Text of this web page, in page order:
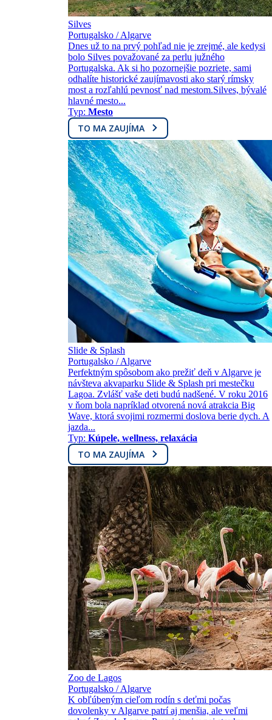
Silves
Portugalsko / Algarve
Dnes už to na prvý pohľad nie je zrejmé, ale kedysi
bolo Silves považované za perlu južného
Portugalska. Ak si ho pozornejšie pozriete, sami
odhalíte historické zaujímavosti ako starý rímsky
most a rozľahlú pevnosť nad mestom.Silves, bývalé
hlavné mesto...
Typ: Mesto
TO MA ZAUJÍMA
Slide & Splash
Portugalsko / Algarve
Perfektným spôsobom ako prežiť deň v Algarve je
návšteva akvaparku Slide & Splash pri mestečku
Lagoa. Zvlášť vaše deti budú nadšené. V roku 2016
v ňom bola napríklad otvorená nová atrakcia Big
Wave, ktorá svojimi rozmermi doslova berie dych. A
jazda...
Typ: Kúpele, wellness, relaxácia
TO MA ZAUJÍMA
Zoo de Lagos
Portugalsko / Algarve
K obľúbeným cieľom rodín s deťmi počas
dovolenky v Algarve patrí aj menšia, ale veľmi